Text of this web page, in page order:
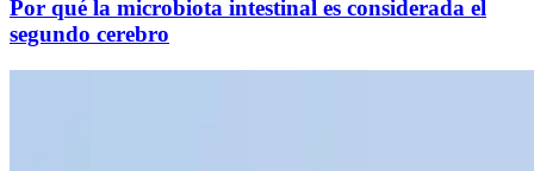
Por qué la microbiota intestinal es considerada el
segundo cerebro